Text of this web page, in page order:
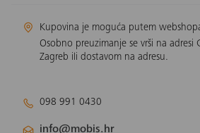
Kupovina je moguća putem
Osobno preuzimanje se vrši na adresi
Zagreb ili dostavom na adresu.
098 991 0430
info@mobis.hr